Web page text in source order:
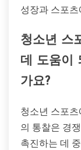
성장과 스포
청소년 스
데 도움이
가요?
청소년 스포
의 통찰은 경
촉진하는 데